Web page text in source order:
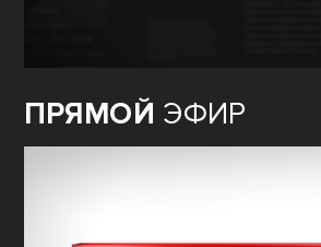
ПРЯМОЙ ЭФИР